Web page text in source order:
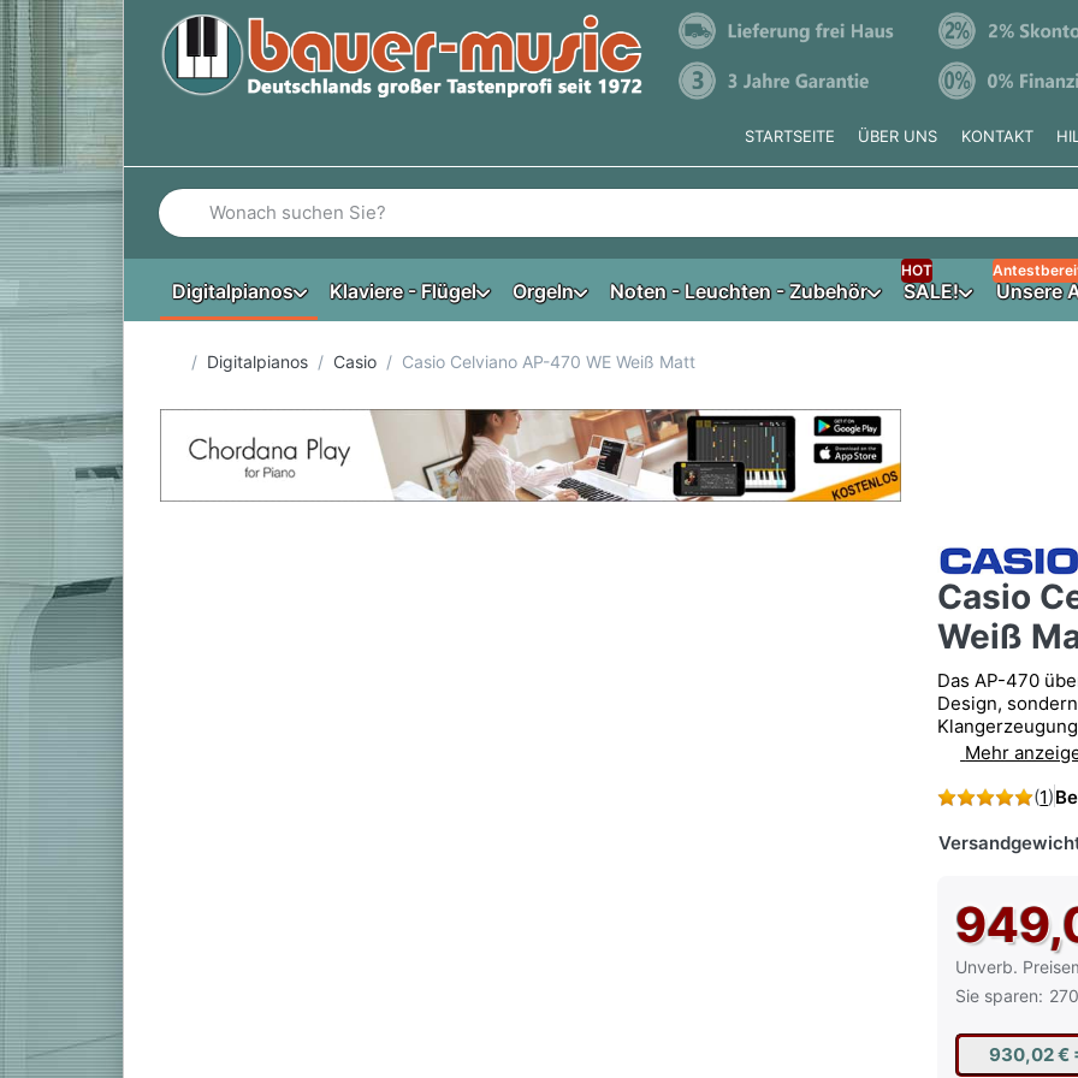
STARTSEITE ÜBER UNS KONTAKT
Geben Sie einen Suchbegriff ein. Während Sie tippen, erscheinen automatisch erste Ergebnisse. Drücken
Digitalpianos Klaviere - Flügel Orgeln Noten - Leuchten - Zubehör SALE!
HOT
Unsere
Startseite
Digitalpianos Casio Casio Celviano AP-470 WE Weiß Matt
Casio
Weiß
Das AP-470
Design,
Mehr
(1)
Unverb.
Die UVP ist
Sie sparen:
930,02 €